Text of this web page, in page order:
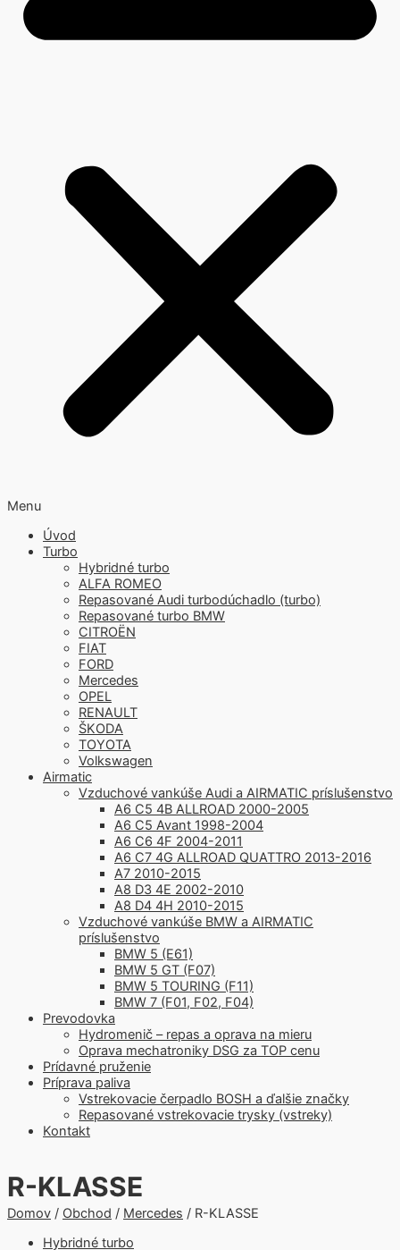
Menu
Úvod
Turbo
Hybridné turbo
ALFA ROMEO
Repasované Audi turbodúchadlo (turbo)
Repasované turbo BMW
CITROËN
FIAT
FORD
Mercedes
OPEL
RENAULT
ŠKODA
TOYOTA
Volkswagen
Airmatic
Vzduchové vankúše Audi a AIRMATIC príslušenstvo
A6 C5 4B ALLROAD 2000-2005
A6 C5 Avant 1998-2004
A6 C6 4F 2004-2011
A6 C7 4G ALLROAD QUATTRO 2013-2016
A7 2010-2015
A8 D3 4E 2002-2010
A8 D4 4H 2010-2015
Vzduchové vankúše BMW a AIRMATIC
príslušenstvo
BMW 5 (E61)
BMW 5 GT (F07)
BMW 5 TOURING (F11)
BMW 7 (F01, F02, F04)
Prevodovka
Hydromenič – repas a oprava na mieru
Oprava mechatroniky DSG za TOP cenu
Prídavné pruženie
Príprava paliva
Vstrekovacie čerpadlo BOSH a ďalšie značky
Repasované vstrekovacie trysky (vstreky)
Kontakt
R-KLASSE
Domov / Obchod / Mercedes / R-KLASSE
Hybridné turbo